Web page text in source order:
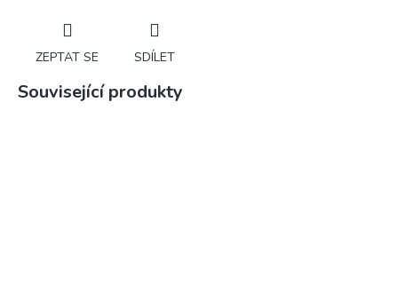
ZEPTAT SE SDÍLET
Související produkty